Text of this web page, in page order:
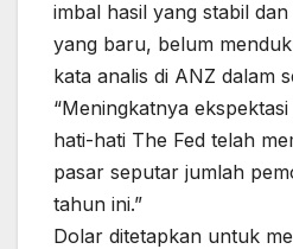
imbal hasil yang stabil
yang baru, belum
kata analis di ANZ dalam
“Meningkatnya
hati-hati The Fed telah
pasar seputar jumlah
tahun ini.”
Dolar ditetapkan untuk